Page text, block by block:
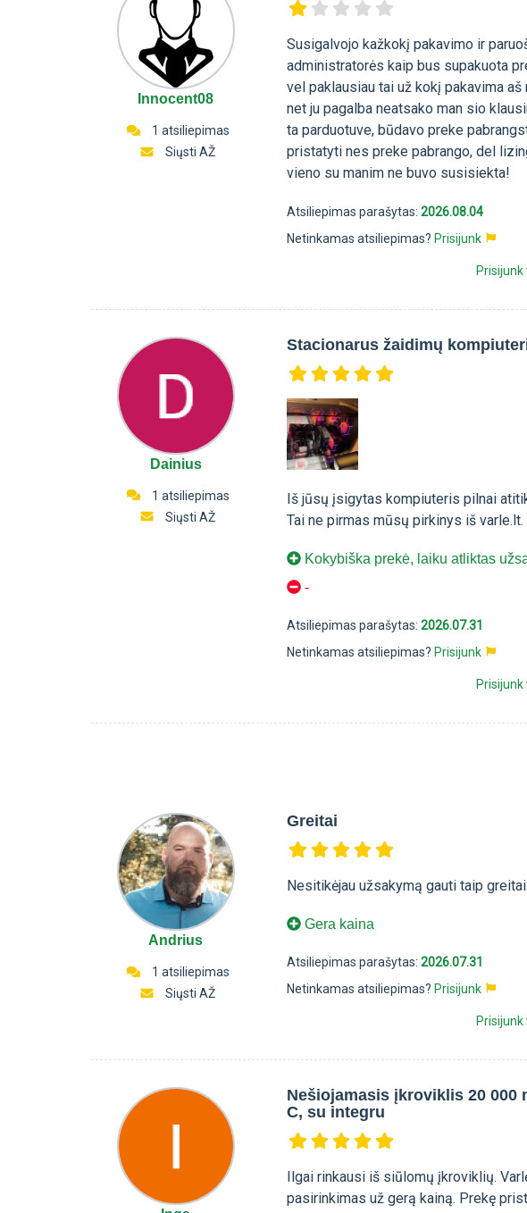
Innocent08
1 atsiliepimas
Siųsti AŽ
Susigalvojo kažkokį pakavimo ir
administratorės kaip bus supakuota
vel paklausiau tai už kokį pakavima
net ju pagalba neatsako man sio
ta parduotuve, būdavo preke
pristatyti nes preke pabrango, del
vieno su manim ne buvo susisiekta!
Atsiliepimas parašytas:2026.08.04
Netinkamas atsiliepimas?Prisijunk
Prisijunk
Dainius
1 atsiliepimas
Siųsti AŽ
Stacionarus žaidimų
Iš jūsų įsigytas kompiuteris pilnai
Tai ne pirmas mūsų pirkinys iš
Kokybiška prekė, laiku atliktas
-
Atsiliepimas parašytas:2026.07.31
Netinkamas atsiliepimas? Prisijunk
Prisijunk
Andrius
1 atsiliepimas
Siųsti AŽ
Greitai
Nesitikėjau užsakymą gauti taip
Gera kaina
Atsiliepimas parašytas:2026.07.31
Netinkamas atsiliepimas? Prisijunk
Prisijunk
Nešiojamasis įkroviklis 20 000
C, su integru
Ilgai rinkausi iš siūlomų įkroviklių.
pasirinkimas už gerą kainą. Prekę